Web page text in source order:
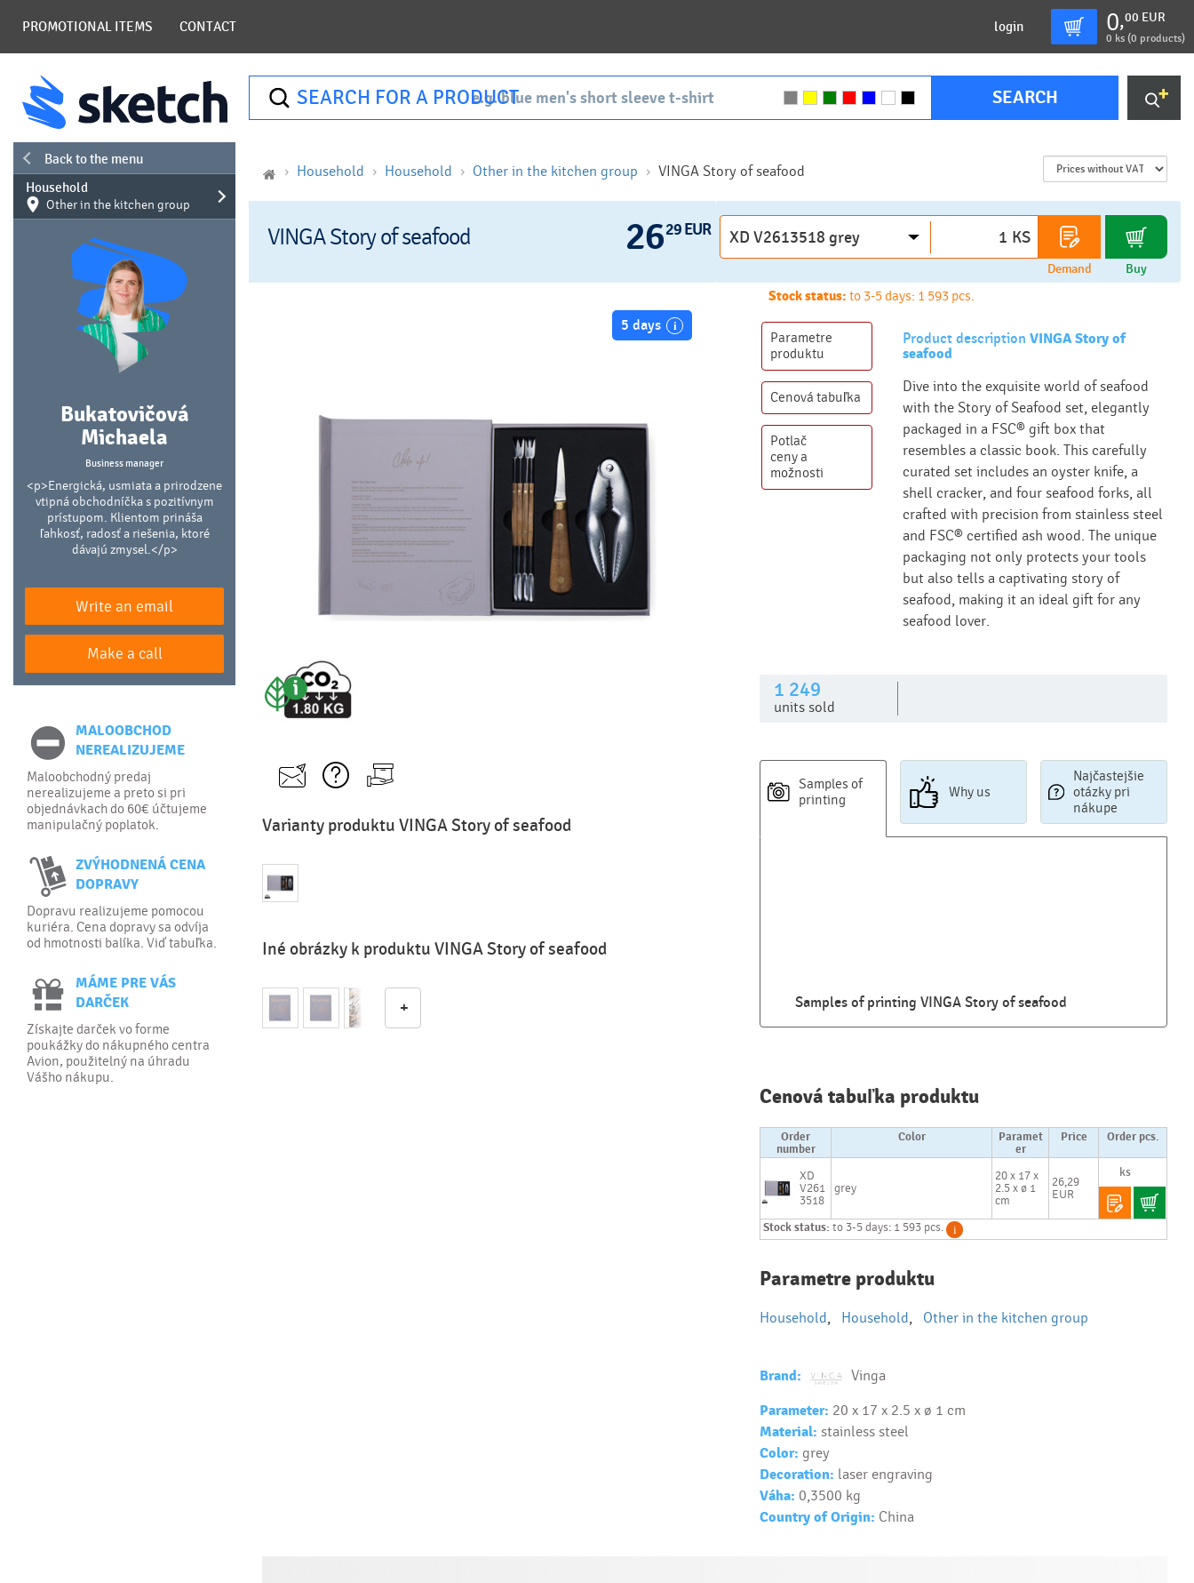
PROMOTIONAL ITEMS CONTACT login 0,00 EUR
0 ks (0 products)
SEARCH FOR A PRODUCT SEARCH
Back to the menu
Household
Other in the kitchen group
Bukatovičová
Michaela
Business manager
<p>Energická, usmiata a prirodzene
vtipná obchodníčka s pozitívnym
prístupom. Klientom prináša
ľahkosť, radosť a riešenia, ktoré
dávajú zmysel.</p>
Write an email
Make a call
MALOOBCHOD
NEREALIZUJEME
Maloobchodný predaj
nerealizujeme a preto si pri
objednávkach do 60€ účtujeme
manipulačný poplatok.
ZVÝHODNENÁ CENA
DOPRAVY
Dopravu realizujeme pomocou
kuriéra. Cena dopravy sa odvíja
od hmotnosti balíka. Viď tabuľka.
MÁME PRE VÁS
DARČEK
Získajte darček vo forme
poukážky do nákupného centra
Avion, použitelný na úhradu
Vášho nákupu.
Household Household Other in the kitchen group VINGA Story of seafood
VINGA Story of seafood 2629 EUR KS
Demand Buy
5 days
Varianty produktu VINGA Story of seafood
Iné obrázky k produktu VINGA Story of seafood
+
Stock status: to 3-5 days: 1 593 pcs.
Product description VINGA Story of
seafood
Dive into the exquisite world of seafood
with the Story of Seafood set, elegantly
packaged in a FSC® gift box that
resembles a classic book. This carefully
curated set includes an oyster knife, a
shell cracker, and four seafood forks, all
crafted with precision from stainless steel
and FSC® certified ash wood. The unique
packaging not only protects your tools
but also tells a captivating story of
seafood, making it an ideal gift for any
seafood lover.
Parametre
produktu
Cenová tabuľka
Potlač
ceny a
možnosti
1 249
units sold
Samples of
printing
Samples of printing VINGA Story of seafood
Why us
Najčastejšie
otázky pri
nákupe
nákupe
predmetov
Ako realizujete
premedy?
Ako si vybrať
správny
predmet?
Cenová tabuľka produktu
Order
number
Color
Paramet
er
Price Order pcs.
XD
V261
3518
grey
20 x 17 x
2.5 x ø 1
cm
26,29
EUR
Stock status: to 3-5 days: 1 593 pcs.
Parametre produktu
Household, Household, Other in the kitchen group
Brand: Vinga
Parameter: 20 x 17 x 2.5 x ø 1 cm
Material: stainless steel
Color: grey
Decoration: laser engraving
Váha: 0,3500 kg
Country of Origin: China